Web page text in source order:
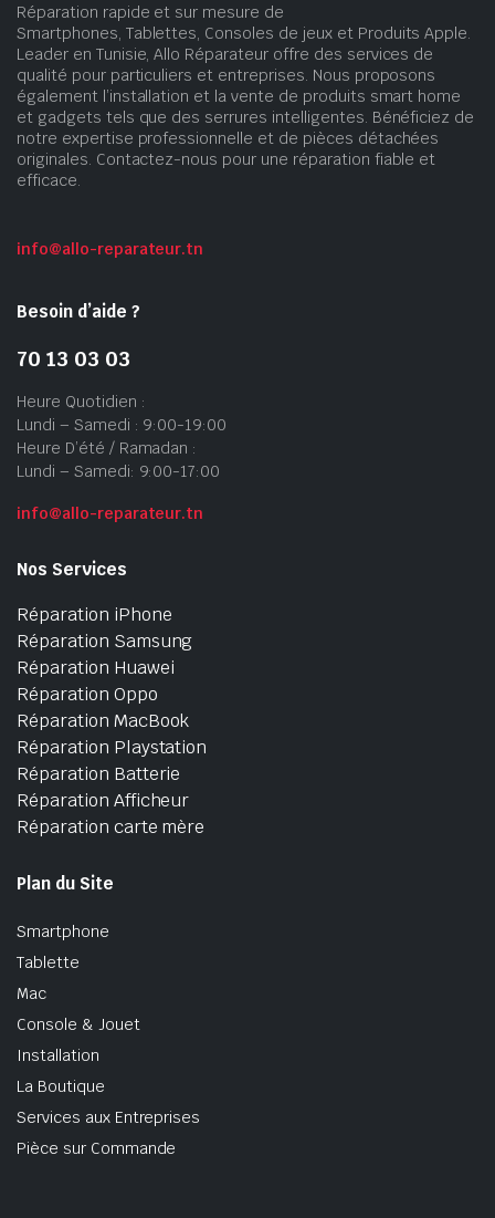
Réparation rapide et sur mesure de
Smartphones, Tablettes, Consoles de jeux et Produits Apple.
Leader en Tunisie, Allo Réparateur offre des services de
qualité pour particuliers et entreprises. Nous proposons
également l’installation et la vente de produits smart home
et gadgets tels que des serrures intelligentes. Bénéficiez de
notre expertise professionnelle et de pièces détachées
originales. Contactez-nous pour une réparation fiable et
efficace.
info@allo-reparateur.tn
Besoin d’aide ?
70 13 03 03
Heure Quotidien :
Lundi – Samedi : 9:00-19:00
Heure D’été / Ramadan :
Lundi – Samedi: 9:00-17:00
info@allo-reparateur.tn
Nos Services
Réparation iPhone
Réparation Samsung
Réparation Huawei
Réparation Oppo
Réparation MacBook
Réparation Playstation
Réparation Batterie
Réparation Afficheur
Réparation carte mère
Plan du Site
Smartphone
Tablette
Mac
Console & Jouet
Installation
La Boutique
Services aux Entreprises
Pièce sur Commande